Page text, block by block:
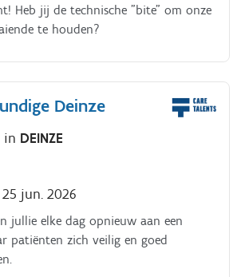
Heb jij de technische "bite" om onze
te houden?
Deinze
in DEINZE
jun. 2026
jullie elke dag opnieuw aan een
patiënten zich veilig en goed